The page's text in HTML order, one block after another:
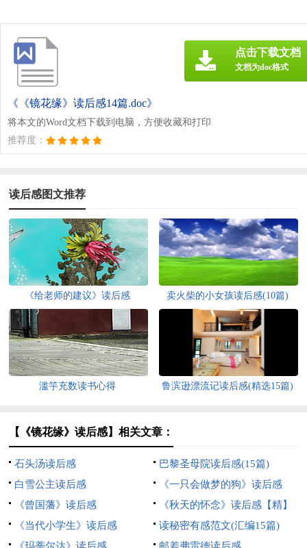
《《镜花缘》读后感14篇.doc》
将本文的Word文档下载到电脑，方便收藏和打印
推荐度：
点击下载文档
文档为doc格式
读后感图文推荐
《给老师的建议》读后感 卖火柴的小女孩读后感(10篇)
滥竽充数读书心得 鲁滨逊漂流记读后感(精选15篇)
【《镜花缘》读后感】相关文章：
石头汤读后感
巴黎圣母院读后感(15篇)
白雪公主读后感
《一只会做梦的狗》读后感
《曾国藩》读后感
《秋天的怀念》读后感【精】
《当代小学生》读后感
读秘密有感范文(汇编15篇)
《玛蒂尔达》读后感
邮差弗雷德读后感